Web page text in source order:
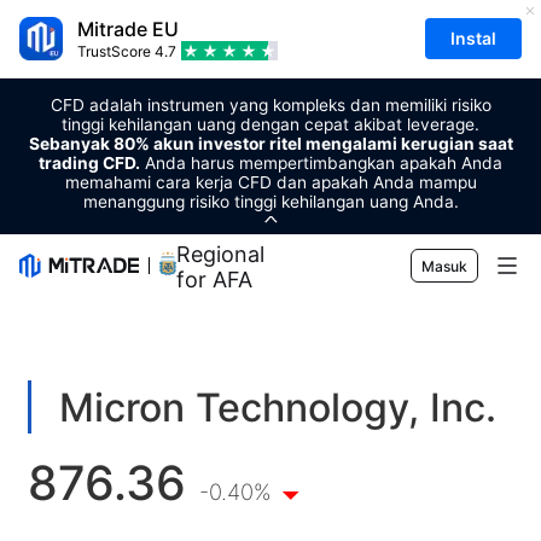
Mitrade EU
TrustScore 4.7
Instal
CFD adalah instrumen yang kompleks dan memiliki risiko
tinggi kehilangan uang dengan cepat akibat leverage.
Sebanyak 80% akun investor ritel mengalami kerugian saat
trading CFD. Anda harus mempertimbangkan apakah Anda
memahami cara kerja CFD dan apakah Anda mampu
menanggung risiko tinggi kehilangan uang Anda.
Regional Sponsor
for AFA
Masuk
Forex
Komoditas
Mata uang kripto
Trading
Platform Perdagangan
Manajemen Risiko
Alat Pasar
Kalender Ekonomi
Edukasi
Micron Technology, Inc.
876.36 -0.40%